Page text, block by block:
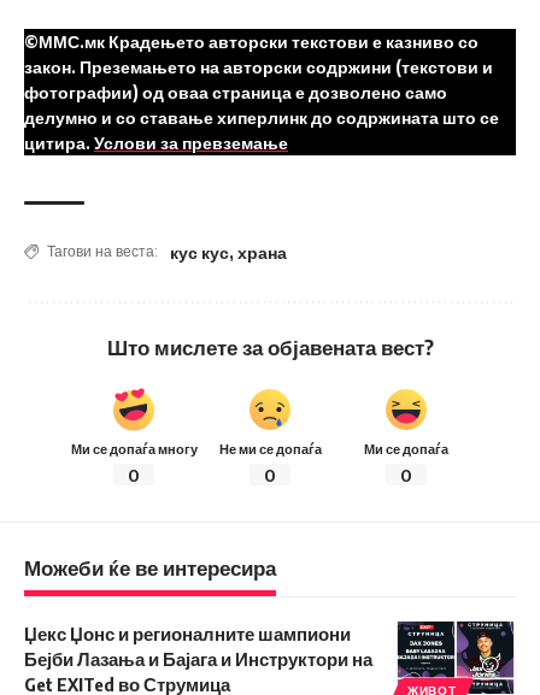
©ММС.мк Крадењето авторски текстови е казниво со
закон. Преземањето на авторски содржини (текстови и
фотографии) од оваа страница е дозволено само
делумно и со ставање хиперлинк до содржината што се
цитира. Услови за превземање
Тагови на веста: кус кус, храна
Што мислете за објавената вест?
Ми се допаѓа многу
0
Не ми се допаѓа
0
Ми се допаѓа
0
Можеби ќе ве интересира
ЖИВОТ
Џекс Џонс и регионалните шампиони
Бејби Лазања и Бајага и Инструктори на
Get EXITed во Струмица